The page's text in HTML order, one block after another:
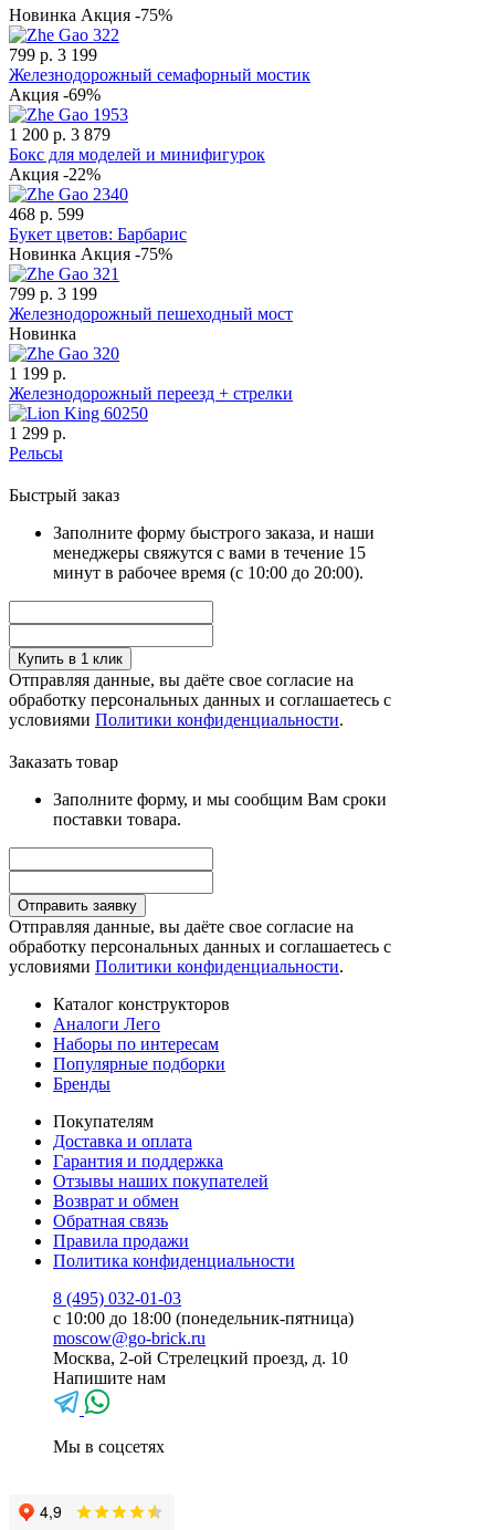
Новинка Акция -75%
799 р. 3 199
Железнодорожный семафорный мостик
Акция -69%
1 200 р. 3 879
Бокс для моделей и минифигурок
Акция -22%
468 р. 599
Букет цветов: Барбарис
Новинка Акция -75%
799 р. 3 199
Железнодорожный пешеходный мост
Новинка
1 199 р.
Железнодорожный переезд + стрелки
1 299 р.
Рельсы
Быстрый заказ
Заполните форму быстрого заказа, и наши
менеджеры свяжутся с вами в течение 15
минут в рабочее время (с 10:00 до 20:00).
Купить в 1 клик
Отправляя данные, вы даёте свое согласие на
обработку персональных данных и соглашаетесь с
условиями Политики конфиденциальности.
Заказать товар
Заполните форму, и мы сообщим Вам сроки
поставки товара.
Отправить заявку
Отправляя данные, вы даёте свое согласие на
обработку персональных данных и соглашаетесь с
условиями Политики конфиденциальности.
Каталог конструкторов
Аналоги Лего
Наборы по интересам
Популярные подборки
Бренды
Покупателям
Доставка и оплата
Гарантия и поддержка
Отзывы наших покупателей
Возврат и обмен
Обратная связь
Правила продажи
Политика конфиденциальности
8 (495) 032-01-03
с 10:00 до 18:00 (понедельник-пятница)
moscow@go-brick.ru
Москва, 2-ой Стрелецкий проезд, д. 10
Напишите нам
Мы в соцсетях